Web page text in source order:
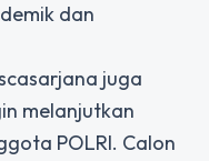
dan
juga
melanjutkan
POLRI. Calon